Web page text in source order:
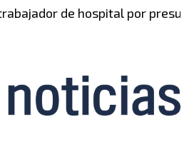
de hospital por presunto